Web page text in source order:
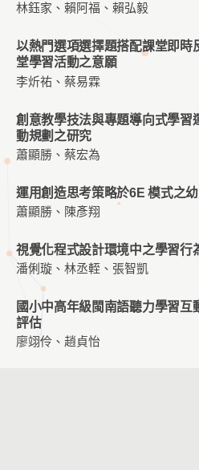
林鈺家、賴阿福、賴弘毅
以熱門選項選擇題搭配課堂即時
堂學習活動之意願
李炘祐、蔡易霖
創意教學技法與專題導向式學習
動規劃之研究
蕭顯勝、蔡宏為
運用創造思考策略於6E 模式之
蕭顯勝、陳彥翔
視覺化程式設計環境中之學習行
潘俐璇、林丞輊、張智凱
國小中高年級閩南語聽力學習
評估
廖翊伶、趙貞怡